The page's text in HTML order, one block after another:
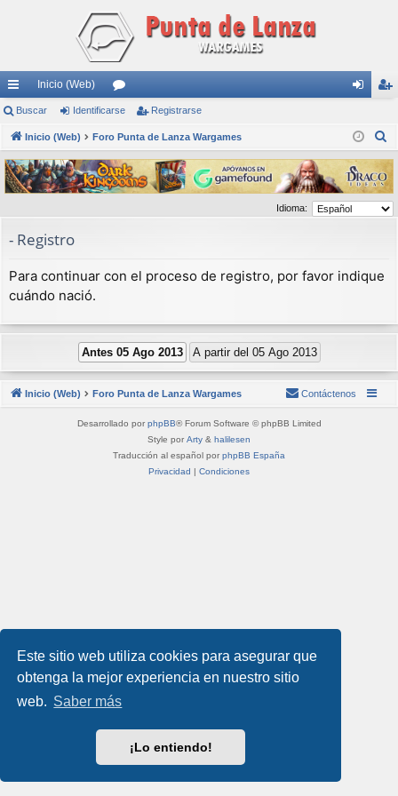
Este sitio web utiliza cookies para asegurar que
obtenga la mejor experiencia en nuestro sitio
web. Saber más
¡Lo entiendo!
nl
ac
es
rá
pi
do
s
Inicio (Web)
or
os nti
fic
ar
se
ist
ra
rs
e
Buscar Identificarse Registrarse
Inicio (Web) Foro Punta de Lanza Wargames
s
c
a
Idioma:
- Registro
Para continuar con el proceso de registro, por favor indique
cuándo nació.
Inicio (Web) Foro Punta de Lanza Wargames Contáctenos
Desarrollado por phpBB® Forum Software © phpBB Limited
Style por Arty & halilesen
Traducción al español por phpBB España
Privacidad | Condiciones